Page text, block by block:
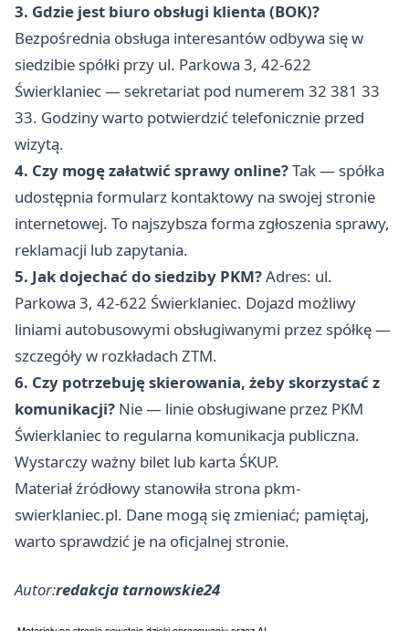
3. Gdzie jest biuro obsługi klienta (BOK)?
Bezpośrednia obsługa interesantów odbywa się w
siedzibie spółki przy ul. Parkowa 3, 42-622
Świerklaniec — sekretariat pod numerem 32 381 33
33. Godziny warto potwierdzić telefonicznie przed
wizytą.
4. Czy mogę załatwić sprawy online?Tak — spółka
udostępnia formularz kontaktowy na swojej stronie
internetowej. To najszybsza forma zgłoszenia sprawy,
reklamacji lub zapytania.
5. Jak dojechać do siedziby PKM?Adres: ul.
Parkowa 3, 42-622 Świerklaniec. Dojazd możliwy
liniami autobusowymi obsługiwanymi przez spółkę —
szczegóły w rozkładach ZTM.
6. Czy potrzebuję skierowania, żeby skorzystać z
komunikacji? Nie — linie obsługiwane przez PKM
Świerklaniec to regularna komunikacja publiczna.
Wystarczy ważny bilet lub karta ŚKUP.
Materiał źródłowy stanowiła strona pkm-
swierklaniec.pl. Dane mogą się zmieniać; pamiętaj,
warto sprawdzić je na oficjalnej stronie.
Autor:redakcja tarnowskie24